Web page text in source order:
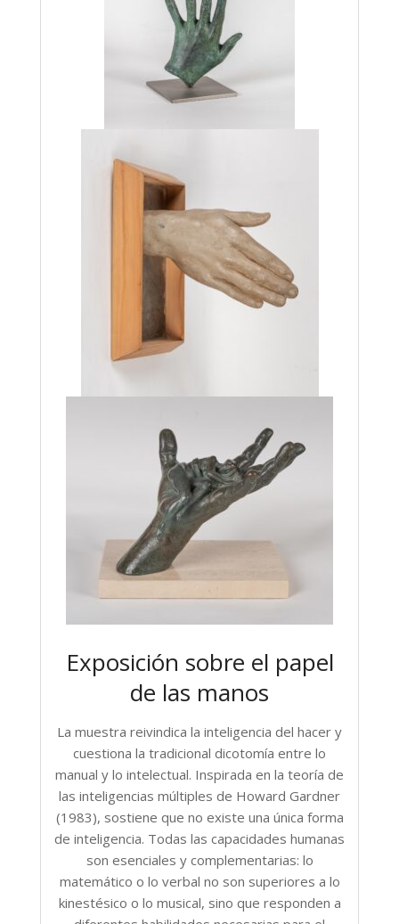
Exposición sobre el papel
de las manos
La muestra reivindica la inteligencia del hacer y
cuestiona la tradicional dicotomía entre lo
manual y lo intelectual. Inspirada en la teoría de
las inteligencias múltiples de Howard Gardner
(1983), sostiene que no existe una única forma
de inteligencia. Todas las capacidades humanas
son esenciales y complementarias: lo
matemático o lo verbal no son superiores a lo
kinestésico o lo musical, sino que responden a